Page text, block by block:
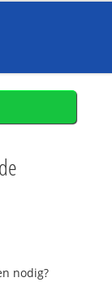
nodig?